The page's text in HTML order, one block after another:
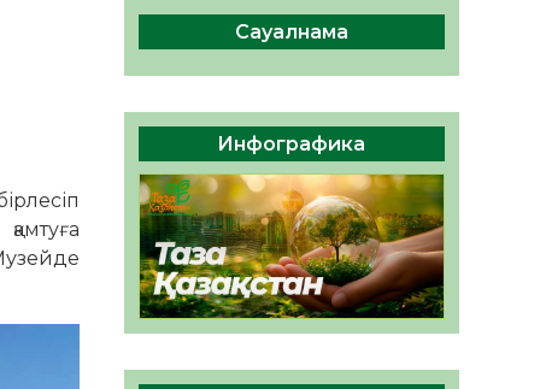
Руслан Рүстемұлы облыс
әкімінің кеңесшісі болып
тағайындалды
05.08.2026
39 0
Сауалнама
Инфографика